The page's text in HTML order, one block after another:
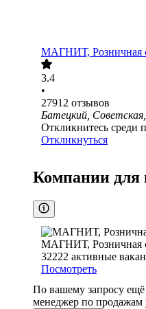
МАГНИТ, Розничная
3.4
•
27912 отзывов
Батецкий,
Откликнитесь среди
Откликнуться
Компании для
МАГНИТ, Розничная
32222 активные
Посмотреть
По вашему запросу ещё
менеджер по продажам